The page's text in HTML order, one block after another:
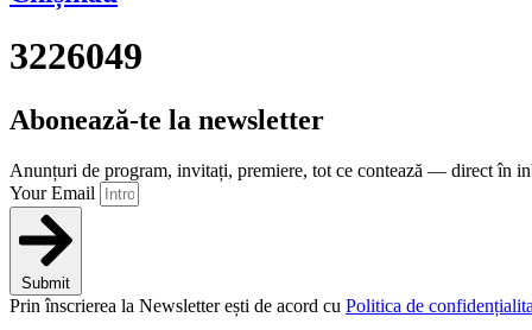
3226049
Abonează-te la newsletter
Anunțuri de program, invitați, premiere, tot ce contează — direct în
Your Email
Submit
Prin înscrierea la Newsletter ești de acord cu Politica de